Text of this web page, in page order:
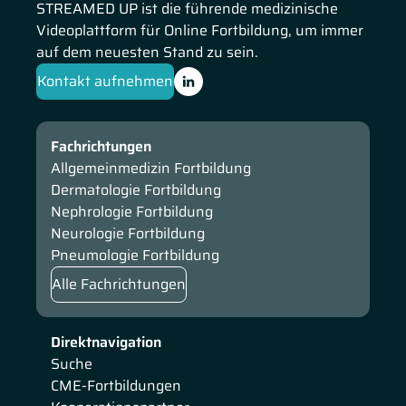
Hämophilieprophylaxe bei Kindern dar. Sie erläutert die
Eignung der Hämophilie für die Gentherapie und fasst fünf
Herausforderungen im Zusammenhang mit der AVV-
Gentherapie zusammen. Anhand von Patientenfällen stellt
Behandlung mit Emicizumab + FVIII vor. Am Ende
konzentriert sie sich auf die Zusammenfassung des
Behandlungskonzepts.
STREAMED UP ist die führende medizinische
Videoplattform für Online Fortbildung, um immer
auf dem neuesten Stand zu sein.
Kontakt aufnehmen
Direktnavigation
Suche
CME-Fortbildungen
Fachrichtungen
Allgemeinmedizin Fortbildung
Dermatologie Fortbildung
Nephrologie Fortbildung
Neurologie Fortbildung
Pneumologie Fortbildung
Alle Fachrichtungen